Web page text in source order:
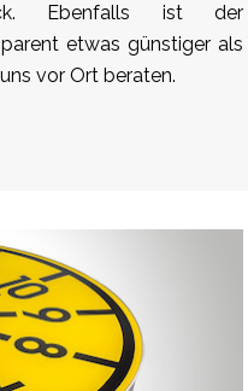
Ebenfalls ist der
etwas günstiger als
vor Ort beraten.